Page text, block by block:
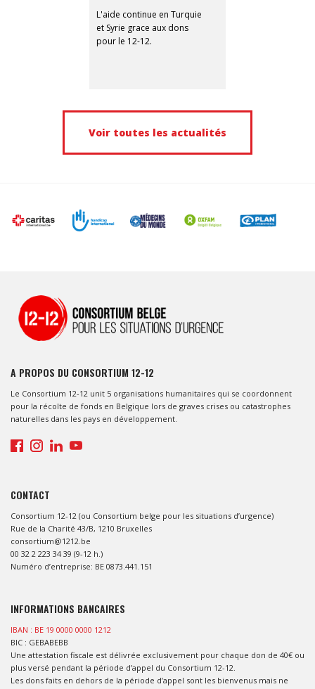
L'aide continue en Turquie
et Syrie grace aux dons
pour le 12-12.
Voir toutes les actualités
A PROPOS DU CONSORTIUM 12-12
Le Consortium 12-12 unit 5 organisations humanitaires qui se coordonnent
pour la récolte de fonds en Belgique lors de graves crises ou catastrophes
naturelles dans les pays en développement.
CONTACT
Consortium 12-12 (ou Consortium belge pour les situations d’urgence)
Rue de la Charité 43/B, 1210 Bruxelles
consortium@1212.be
00 32 2 223 34 39 (9-12 h.)
Numéro d’entreprise: BE 0873.441.151
INFORMATIONS BANCAIRES
IBAN : BE 19 0000 0000 1212
BIC : GEBABEBB
Une attestation fiscale est délivrée exclusivement pour chaque don de 40€ ou
plus versé pendant la période d’appel du Consortium 12-12.
Les dons faits en dehors de la période d’appel sont les bienvenus mais ne